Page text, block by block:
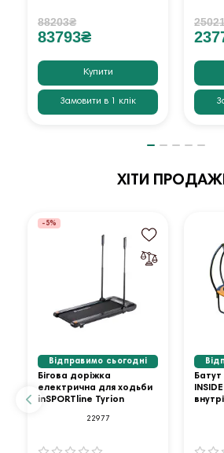
88203₴
83793₴
Купити
Замовити в 1 клік
ХІТИ
-5%
Відправимо сьогодні
Бігова доріжка
електрична для ходьби
inSPORTline Tyrion
22977
Батут